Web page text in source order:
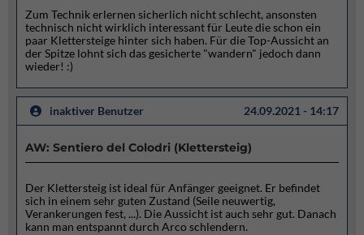
Zum Technik erlernen sicherlich nicht schlecht, ansonsten
technisch nicht wirklich interessant für Leute die schon ein
paar Klettersteige hinter sich haben. Für die Top-Aussicht an
der Spitze lohnt sich das gesicherte "wandern" jedoch dann
wieder! :)
inaktiver Benutzer 24.09.2021 - 14:17
AW: Sentiero del Colodri (Klettersteig)
Der Klettersteig ist ideal für Anfänger geeignet. Er befindet
sich in einem sehr guten Zustand (Seile neuwertig,
Verankerungen fest, ...). Die Aussicht ist auch sehr gut. Danach
kann man entspannt durch Arco schlendern.